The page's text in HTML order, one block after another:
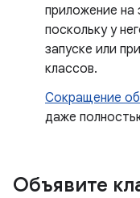
приложение на
поскольку у
запуске или
классов.
Сокращение
даже
Объявите